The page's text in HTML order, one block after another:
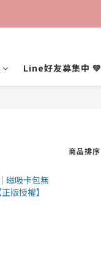
Line好友募集中 💚
商品排序